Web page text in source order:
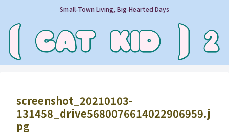
Small‑Town Living, Big‑Hearted Days
screenshot_20210103-
131458_drive5680076614022906959.j
pg